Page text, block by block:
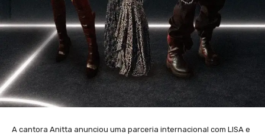
A cantora Anitta anunciou uma parceria internacional com LISA e